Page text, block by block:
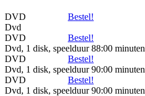
DVD
Bestel!
Dvd
DVD
Bestel!
Dvd, 1 disk, speelduur 88:00 minuten
DVD
Bestel!
Dvd, 1 disk, speelduur 90:00 minuten
DVD
Bestel!
Dvd, 1 disk, speelduur 90:00 minuten